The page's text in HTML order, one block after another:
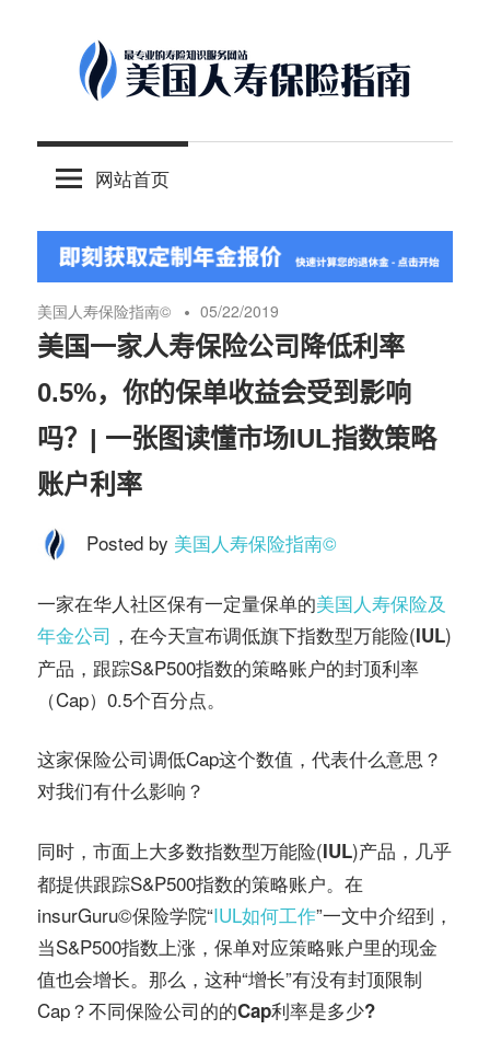
content
美
人
寿
保
险
指
南
©️
最
国
保
险
理
财
务
社
区
网站首页
美国人寿保险指南©️ 05/22/2019
美国一家人寿保险公司降低利率
0.5%，你的保单收益会受到影响
吗？| 一张图读懂市场IUL指数策略
账户利率
Posted by 美国人寿保险指南©️
一家在华人社区保有一定量保单的美国人寿保险及
年金公司 ，在今天宣布调低旗下指数型万能险(IUL)
产品，跟踪S&P500指数的策略账户的封顶利率
（Cap）0.5个百分点。
这家保险公司调低Cap这个数值，代表什么意思？
对我们有什么影响？
同时，市面上大多数指数型万能险(IUL)产品，几乎
都提供跟踪S&P500指数的策略账户。在
insurGuru©️保险学院“IUL如何工作”一文中介绍到，
当S&P500指数上涨，保单对应策略账户里的现金
值也会增长。那么，这种“增长”有没有封顶限制
Cap？不同保险公司的的Cap利率是多少?